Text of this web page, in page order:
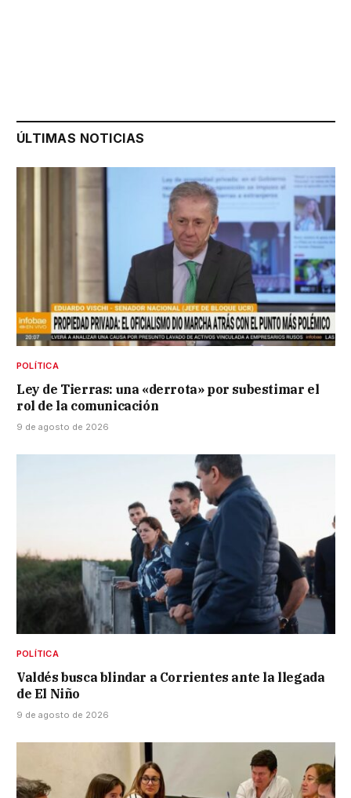
ÚLTIMAS NOTICIAS
POLÍTICA
Ley de Tierras: una «derrota» por subestimar el
rol de la comunicación
9 de agosto de 2026
POLÍTICA
Valdés busca blindar a Corrientes ante la llegada
de El Niño
9 de agosto de 2026